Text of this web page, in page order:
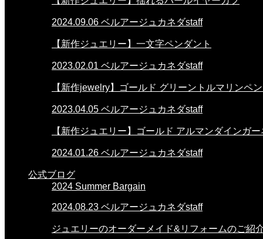
2024.09.06 ベルアージュカネダstaff
【新作ジュエリー】一文字ペンダント
2023.02.01 ベルアージュカネダstaff
【新作jewelry】ゴールド グリーントルマリンペン
2023.04.05 ベルアージュカネダstaff
【新作ジュエリー】ゴールド アルマンダインガ
2024.01.26 ベルアージュカネダstaff
公式ブログ
2024 Summer Bargain
2024.08.23 ベルアージュカネダstaff
ジュエリーのオーダーメイド&リフォームのご紹